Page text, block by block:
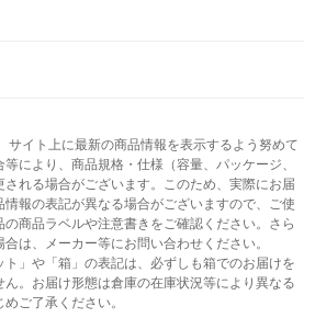
サイト上に最新の商品情報を表示するよう努めて
により、商品規格・仕様（容量、パッケージ、
れる場合がございます。このため、実際にお届
報の表記が異なる場合がございますので、ご使
商品ラベルや注意書きをご確認ください。さら
は、メーカー等にお問い合わせください。
ト」や「箱」の表記は、必ずしも箱でのお届けを
。お届け形態は倉庫の在庫状況等により異なる
ご了承ください。